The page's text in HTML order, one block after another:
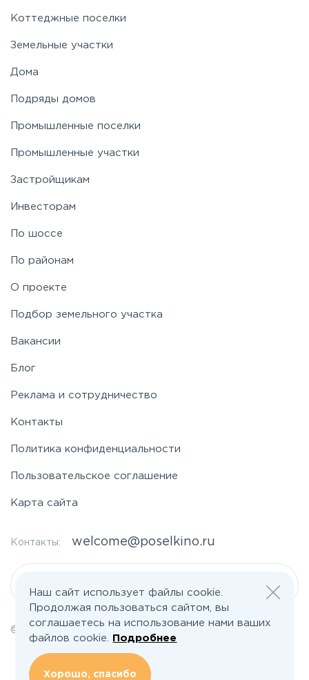
Коттеджные поселки
Земельные участки
Дома
Подряды домов
Промышленные поселки
Промышленные участки
Застройщикам
Инвесторам
По шоссе
По районам
О проекте
Подбор земельного участка
Вакансии
Блог
Реклама и сотрудничество
Контакты
Политика конфиденциальности
Пользовательское соглашение
Карта сайта
Контакты: welcome@poselkino.ru
© 2026 Все права защищены | poselkino.ru
ИП Маслов Дмитрий Валерьевич
ИНН 503406273833
+79647266008
Наш сайт использует файлы cookie.
Продолжая пользоваться сайтом, вы
соглашаетесь на использование нами ваших
файлов cookie.
Подробнее
Хорошо, спасибо